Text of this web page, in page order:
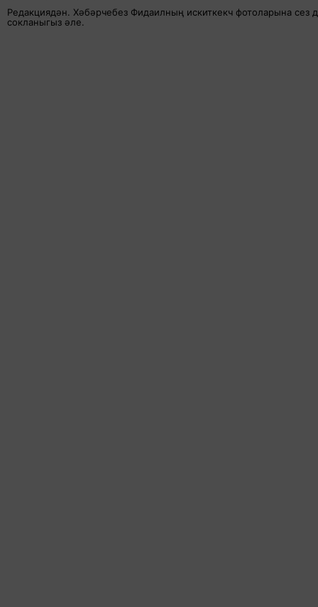
Редакциядән. Хәбәрчебез Фидаилның искиткекч фотоларына сез
сокланыгыз әле.